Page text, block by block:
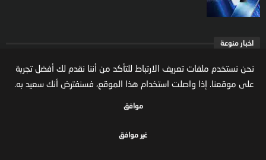
اخبار منوعة
ارتفاع ملكية المستثمرين الاجانب في السوق السعودية
مال واعمال
نحن نستخدم ملفات تعريف الارتباط للتأكد من أننا نقدم لك أفضل تجربة
على موقعنا. إذا واصلت استخدام هذا الموقع، فسنفترض أنك سعيد به.
موافق
غير موافق